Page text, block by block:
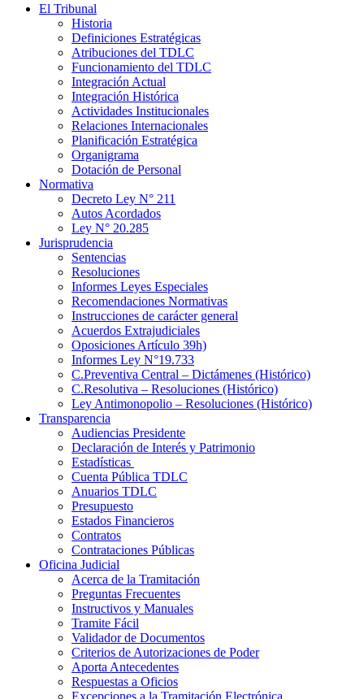
El Tribunal
Historia
Definiciones Estratégicas
Atribuciones del TDLC
Funcionamiento del TDLC
Integración Actual
Integración Histórica
Actividades Institucionales
Relaciones Internacionales
Planificación Estratégica
Organigrama
Dotación de Personal
Normativa
Decreto Ley N° 211
Autos Acordados
Ley N° 20.285
Jurisprudencia
Sentencias
Resoluciones
Informes Leyes Especiales
Recomendaciones Normativas
Instrucciones de carácter general
Acuerdos Extrajudiciales
Oposiciones Artículo 39h)
Informes Ley N°19.733
C.Preventiva Central – Dictámenes (Histórico)
C.Resolutiva – Resoluciones (Histórico)
Ley Antimonopolio – Resoluciones (Histórico)
Transparencia
Audiencias Presidente
Declaración de Interés y Patrimonio
Estadísticas
Cuenta Pública TDLC
Anuarios TDLC
Presupuesto
Estados Financieros
Contratos
Contrataciones Públicas
Oficina Judicial
Acerca de la Tramitación
Preguntas Frecuentes
Instructivos y Manuales
Tramite Fácil
Validador de Documentos
Criterios de Autorizaciones de Poder
Aporta Antecedentes
Respuestas a Oficios
Excepciones a la Tramitación Electrónica